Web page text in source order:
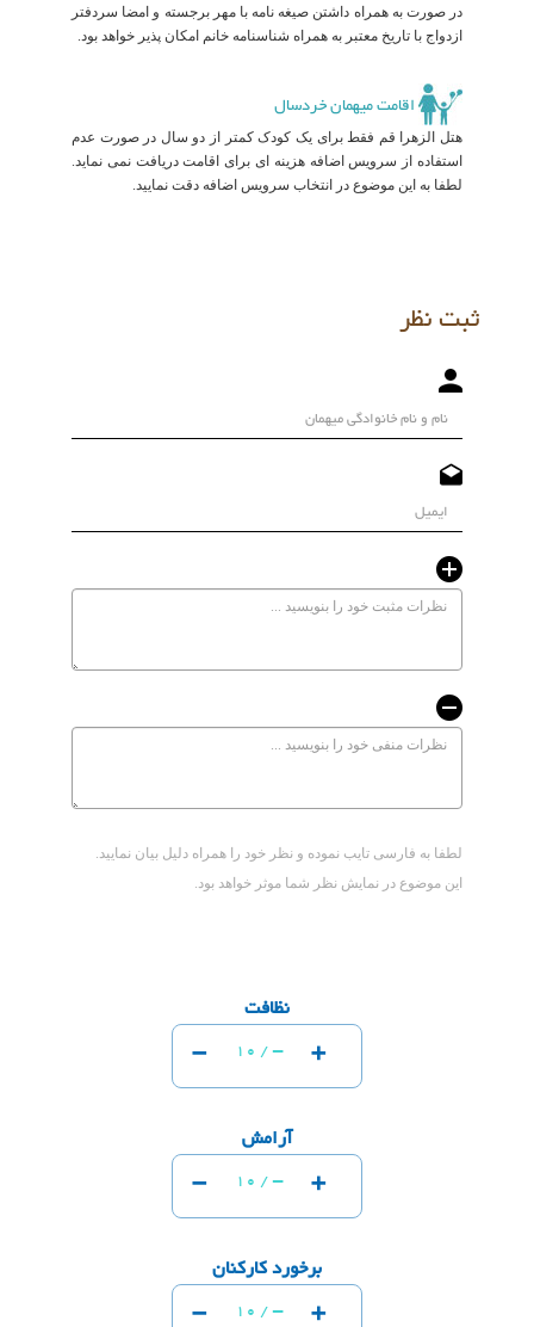
در صورت به همراه داشتن صیغه نامه با مهر برجسته و امضا سردفتر
ازدواج با تاریخ معتبر به همراه شناسنامه خانم امکان پذیر خواهد بود.
اقامت میهمان خردسال
هتل الزهرا قم فقط برای یک کودک کمتر از دو سال در صورت عدم
استفاده از سرویس اضافه هزینه ای برای اقامت دریافت نمی نماید.
لطفا به این موضوع در انتخاب سرویس اضافه دقت نمایید.
ثبت نظر
لطفا به فارسی تایب نموده و نظر خود را همراه دلیل بیان نمایید.
این موضوع در نمایش نظر شما موثر خواهد بود.
نظافت
- 10 / - +
آرامش
- 10 / - +
برخورد کارکنان
10 / -